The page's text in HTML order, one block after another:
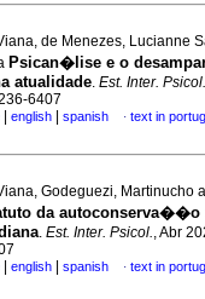
de Menezes, Lucianne
Psican�lise e o
atualidade. Est. Inter. Psicol.
6407
english spanish · text in
Godeguezi, Martinucho
da autoconserva��o
. Est. Inter. Psicol., Abr
english spanish · text in